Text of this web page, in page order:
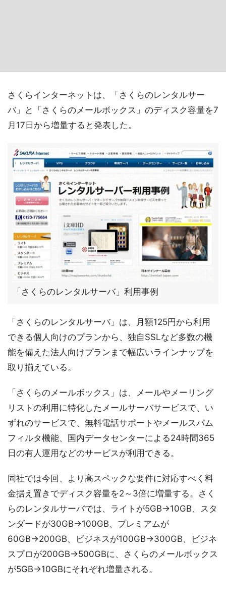
さくらインターネットは、「さくらのレンタルサー
バ」と「さくらのメールボックス」のディスク容量を7
月17日から増量すると発表した。
「さくらのレンタルサーバ」利用事例
「さくらのレンタルサーバ」は、月額125円から利用
できる個人向けのプランから、独自SSLなど多数の機
能を備えた法人向けプランまで幅広いラインナップを
取り揃えている。
「さくらのメールボックス」は、メールやメーリング
リストの利用に特化したメールサーバサービスで、い
ずれのサービスで、無料電話サポートやメールスパム
フィルタ機能、国内データセンターによる24時間365
日の有人運用などのサービスが利用できる。
同社では今回、より高スペックな要件に対応すべく料
金据え置きでディスク容量を2～3倍に増量する。さく
らのレンタルサーバでは、ライトが5GB→10GB、スタ
ンダードが30GB→100GB、プレミアムが
60GB→200GB、ビジネスが100GB→300GB、ビジネ
スプロが200GB→500GBに、さくらのメールボックス
が5GB→10GBにそれぞれ増量される。